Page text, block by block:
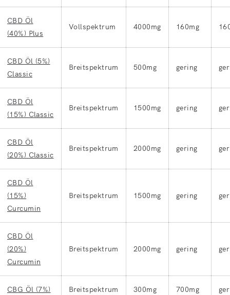
CBD Öl
(40%) Plus
Vollspektrum 4000mg 160mg
CBD Öl (5%)
Classic
Breitspektrum 500mg gering
CBD Öl
(15%) Classic
Breitspektrum 1500mg gering
CBD Öl
(20%) Classic
Breitspektrum 2000mg gering
CBD Öl
(15%)
Curcumin
Breitspektrum 1500mg gering
CBD Öl
(20%)
Curcumin
Breitspektrum 2000mg gering
CBG Öl (7%) Breitspektrum 300mg 700mg